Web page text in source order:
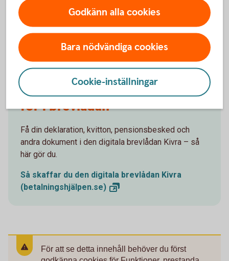
Swisha barnbarnen, flytta pengar mellan konton, lägg
tidningen på autogiro, få elräkningen som e-faktura –
så här gör du.
Guider för vanliga
Få dokument digitalt istället
för i brevlådan
Få din deklaration, kvitton, pensionsbesked och
andra dokument i den digitala brevlådan Kivra – så
här gör du.
Så skaffar du den digitala brevlådan Kivra
(betalningshjälpen.se)
För att se detta innehåll behöver du först
Godkänn alla cookies
Bara nödvändiga cookies
Cookie-inställningar